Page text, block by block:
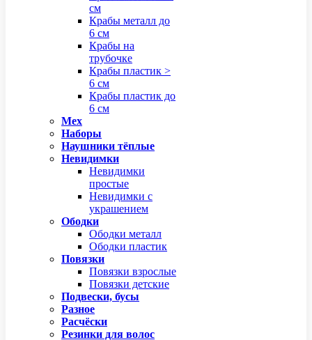
см
Крабы металл до
6 см
Крабы на
трубочке
Крабы пластик >
6 см
Крабы пластик до
6 см
Мех
Наборы
Наушники тёплые
Невидимки
Невидимки
простые
Невидимки с
украшением
Ободки
Ободки металл
Ободки пластик
Повязки
Повязки взрослые
Повязки детские
Подвески, бусы
Разное
Расчёски
Резинки для волос